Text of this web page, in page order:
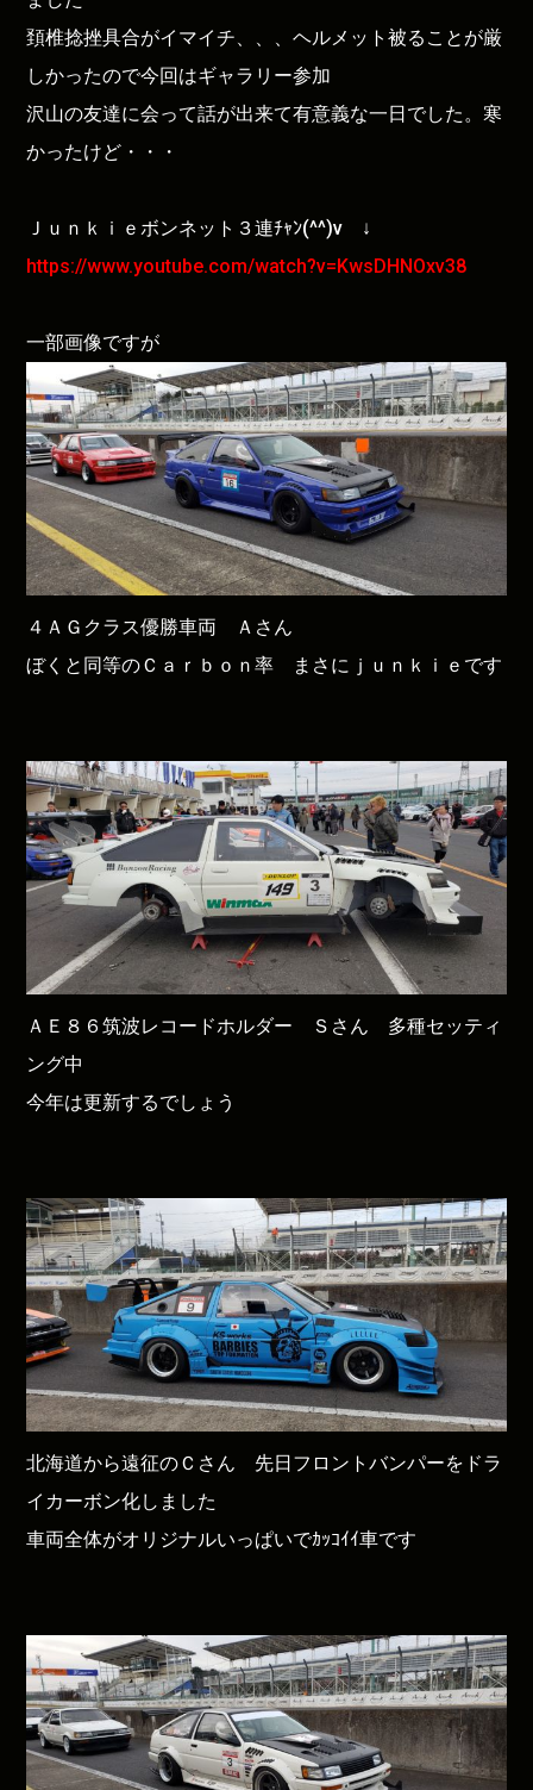
頚椎捻挫具合がイマイチ、、、ヘルメット被ることが厳
しかったので今回はギャラリー参加
沢山の友達に会って話が出来て有意義な一日でした。寒
かったけど・・・
Ｊｕｎｋｉｅボンネット３連ﾁｬﾝ(^^)v ↓
https://www.youtube.com/watch?v=KwsDHNOxv38
一部画像ですが
４ＡＧクラス優勝車両 Ａさん
ぼくと同等のＣａｒｂｏｎ率 まさにｊｕｎｋｉｅです
ＡＥ８６筑波レコードホルダー Ｓさん 多種セッティ
ング中
今年は更新するでしょう
北海道から遠征のＣさん 先日フロントバンパーをドラ
イカーボン化しました
車両全体がオリジナルいっぱいでｶｯｺｲｲ車です